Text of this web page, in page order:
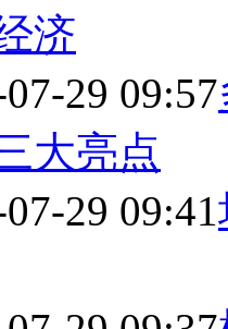
济
29 09:57
大亮点
29 09:41